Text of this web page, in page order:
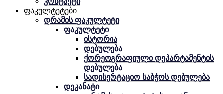
ფაკულტეტები
დრამის ფაკულტეტი
ფაკულტეტი
ისტორია
დებულება
ქორეოგრაფიული დეპარტამენტის
დებულება
სადისერტაციო საბჭოს დებულება
დეკანატი